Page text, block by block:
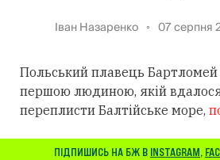
Іван Назаренко 07 серпня
Польський плавець Бартломей
першою людиною, якій вдалося
переплисти Балтійське море,
ПІДПИШИСЬ НА БЖ В INSTAGRAM,